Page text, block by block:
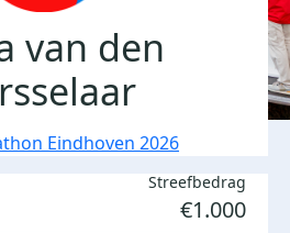
van den
Eindhoven 2026
Streefbedrag
€1.000